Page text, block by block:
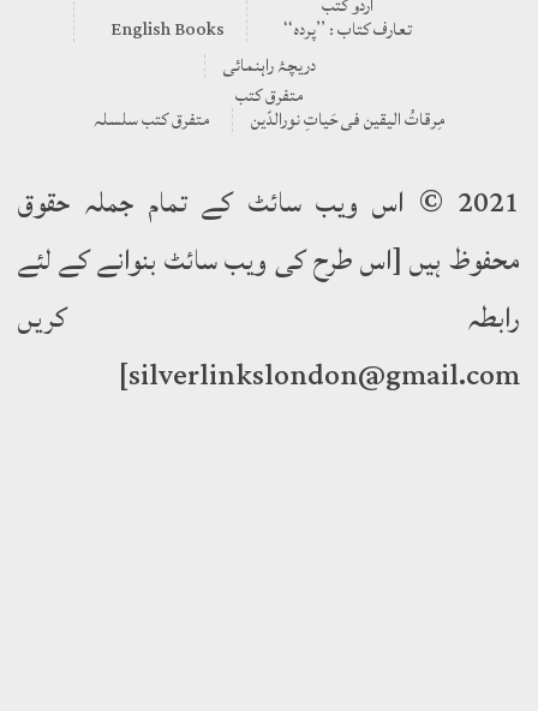
تعارف کتاب : ’’پردہ‘‘
English Books
دریچۂ راہنمائی
متفرق کتب
مِرقاتُ الیقین فی حَیاتِ نورالدّین متفرق کتب سلسلہ
2021 © اس ویب سائٹ کے تمام جملہ حقوق
ہیں [اس طرح کی ویب سائٹ بنوانے کے لئے
کریں